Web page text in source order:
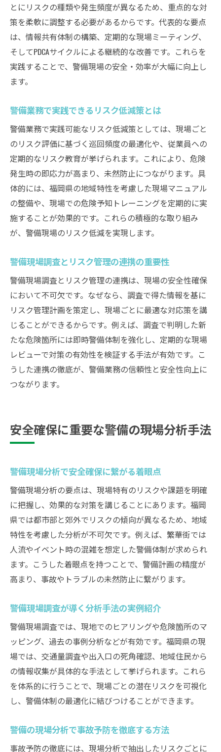
とにリスクの種類や発生頻度が異なるため、重点的な対
策を柔軟に調整する必要があるからです。代表的な要点
は、情報共有体制の構築、定期的な現場ミーティング、
そしてPDCAサイクルによる継続的な改善です。これらを
実践することで、警備現場の安全・効率が大幅に向上し
ます。
警備業務で実践できるリスク低減策とは
警備業務で実践可能なリスク低減策としては、現場ごと
のリスク評価に基づく巡回頻度の最適化や、従業員への
定期的なリスク教育が挙げられます。これにより、危険
発生時の即応力が高まり、未然防止につながります。具
体的には、福岡県の地域特性を考慮した現場マニュアル
の整備や、現場での危険予知トレーニングを定期的に実
施することが効果的です。これらの積極的な取り組み
が、警備現場のリスク低減を実現します。
警備現場調査とリスク管理の連携の重要性
警備現場調査とリスク管理の連携は、現場の安全性確保
において不可欠です。なぜなら、調査で得た情報を基に
リスク管理計画を策定し、現場ごとに最適な対応策を講
じることができるからです。例えば、調査で判明した新
たな危険箇所には即時警備体制を強化し、定期的な現場
レビューで対策の有効性を検証する手法が有効です。こ
うした連携の徹底が、警備業務の信頼性と安全性向上に
つながります。
安全確保に重要な警備の現場分析手法
警備現場分析で安全確保に繋がる着眼点
警備現場分析の要点は、現場特有のリスクや課題を明確
に把握し、効果的な対策を講じることにあります。福岡
県では都市部と郊外でリスクの傾向が異なるため、地域
特性を考慮した分析が不可欠です。例えば、繁華街では
人流やイベント時の混雑を想定した警備体制が求められ
ます。こうした着眼点を持つことで、警備計画の精度が
高まり、事故やトラブルの未然防止に繋がります。
警備現場調査が導く分析手法の実例紹介
警備現場調査では、現地でのヒアリングや危険箇所のマ
ッピング、過去の事例分析などが有効です。福岡県の現
場では、交通量調査や出入口の死角確認、地域住民から
の情報収集が具体的な手法として挙げられます。これら
を体系的に行うことで、現場ごとの潜在リスクを可視化
し、警備体制の最適化に結びつけることができます。
警備の現場分析で事故予防を徹底する方法
事故予防の徹底には、現場分析で抽出したリスクごとに